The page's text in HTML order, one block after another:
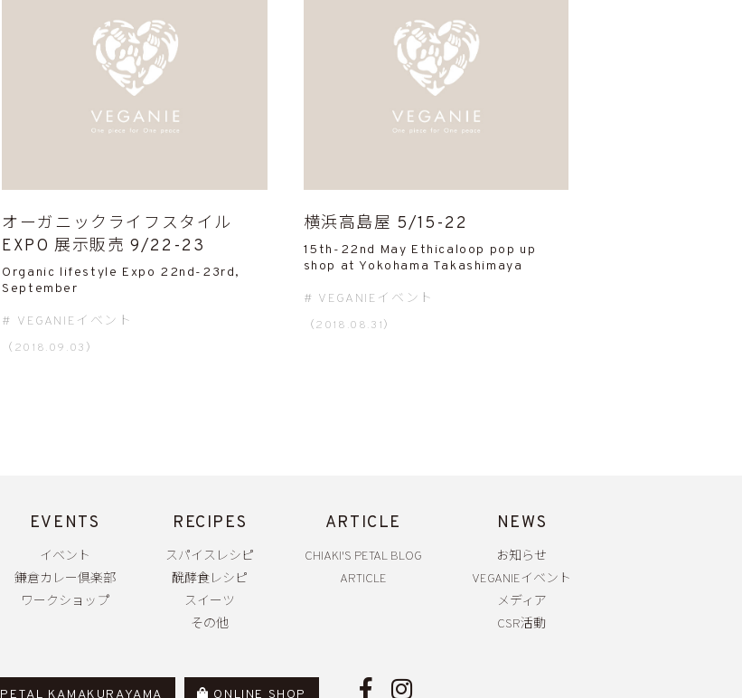
オーガニックライフスタイル
EXPO 展示販売 9/22-23
Organic lifestyle Expo 22nd-23rd,
September
VEGANIEイベント
（2018.09.03）
横浜高島屋 5/15-22
15th-22nd May Ethicaloop pop up
shop at Yokohama Takashimaya
VEGANIEイベント
（2018.08.31）
EVENTS
イベント
鎌倉カレー倶楽部
ワークショップ
RECIPES
スパイスレシピ
醗酵食レシピ
スイーツ
その他
ARTICLE
CHIAKI'S PETAL BLOG
ARTICLE
NEWS
お知らせ
VEGANIEイベント
メディア
CSR活動
PETAL KAMAKURAYAMA ONLINE SHOP